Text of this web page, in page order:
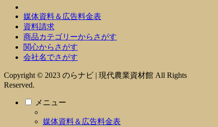
媒体資料＆広告料金表
資料請求
商品カテゴリーからさがす
関心からさがす
会社名でさがす
Copyright © 2023 のらナビ | 現代農業資材館 All Rights
Reserved.
メニュー
媒体資料＆広告料金表